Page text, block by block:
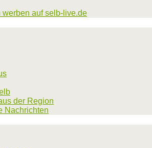
auf selb-live.de
der Region
Nachrichten